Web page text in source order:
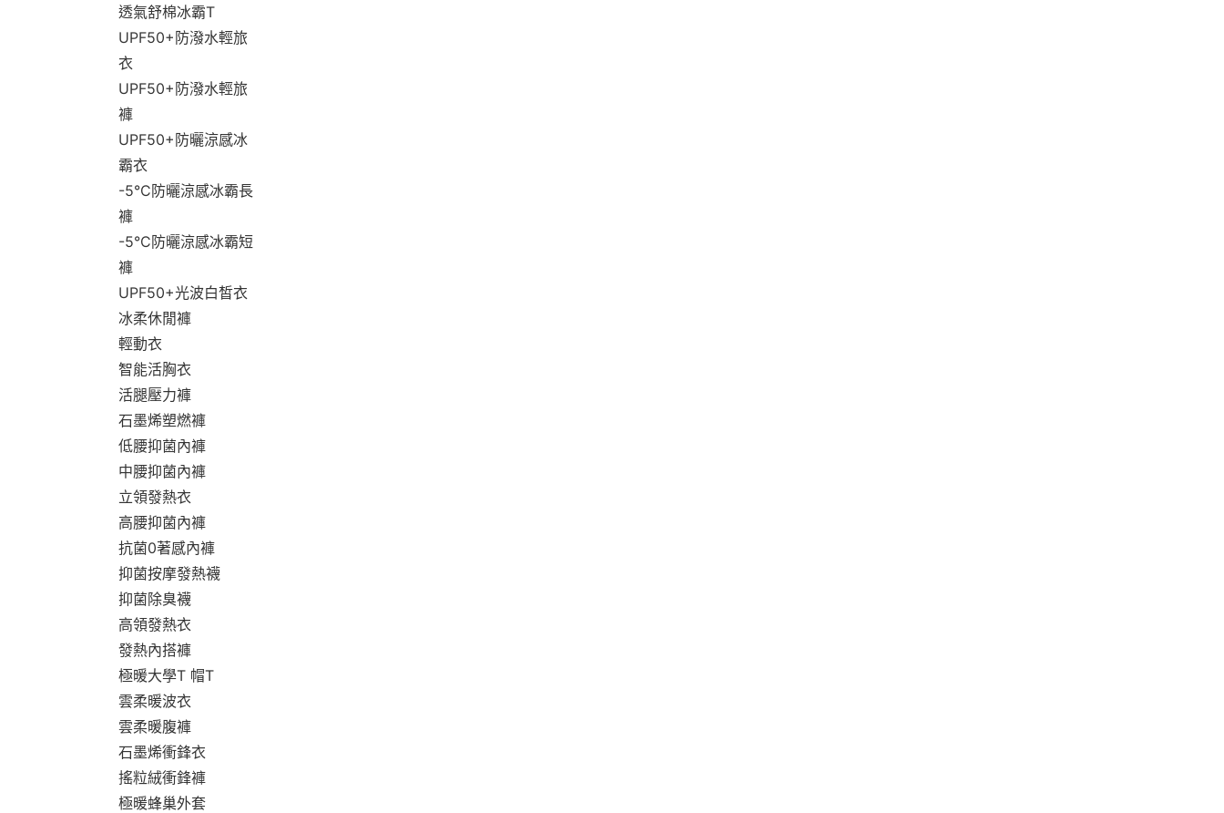
透氣舒棉冰霸T
UPF50+防潑水輕旅
衣
UPF50+防潑水輕旅
褲
UPF50+防曬涼感冰
霸衣
-5°C防曬涼感冰霸長
褲
-5°C防曬涼感冰霸短
褲
UPF50+光波白皙衣
冰柔休閒褲
輕動衣
智能活胸衣
活腿壓力褲
石墨烯塑燃褲
低腰抑菌內褲
中腰抑菌內褲
立領發熱衣
高腰抑菌內褲
抗菌0著感內褲
抑菌按摩發熱襪
抑菌除臭襪
高領發熱衣
發熱內搭褲
極暖大學T 帽T
雲柔暖波衣
雲柔暖腹褲
石墨烯衝鋒衣
搖粒絨衝鋒褲
極暖蜂巢外套